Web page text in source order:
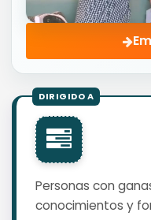
Personas con
conocimientos y